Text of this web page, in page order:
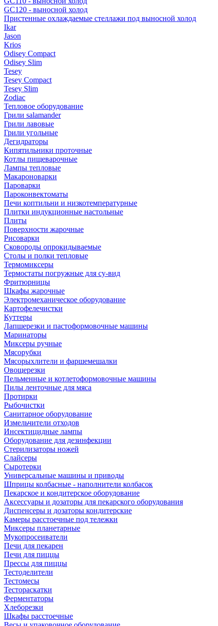
GC120 - выносной холод
Пристенные охлаждаемые стеллажи под выносной холод
Ikar
Jason
Krios
Odisey Compact
Odisey Slim
Tesey
Tesey Compact
Tesey Slim
Zodiac
Тепловое оборудование
Грили salamander
Грили лавовые
Грили угольные
Дегидраторы
Кипятильники проточные
Котлы пищеварочные
Лампы тепловые
Макароноварки
Пароварки
Пароконвектоматы
Печи коптильни и низкотемпературные
Плитки индукционные настольные
Плиты
Поверхности жарочные
Рисоварки
Сковороды опрокидываемые
Столы и полки тепловые
Термомиксеры
Термостаты погружные для су-вид
Фритюрницы
Шкафы жарочные
Электромеханическое оборудование
Картофелечистки
Куттеры
Лапшерезки и пастоформовочные машины
Маринаторы
Миксеры ручные
Мясорубки
Мясорыхлители и фаршемешалки
Овощерезки
Пельменные и котлетоформовочные машины
Пилы ленточные для мяса
Протирки
Рыбочистки
Санитарное оборудование
Измельчители отходов
Инсектицидные лампы
Оборудование для дезинфекции
Стерилизаторы ножей
Слайсеры
Сыротерки
Универсальные машины и приводы
Шприцы колбасные - наполнители колбасок
Пекарское и кондитерское оборудование
Аксессуары и дозаторы для пекарского оборудования
Диспенсеры и дозаторы кондитерские
Камеры расстоечные под тележки
Миксеры планетарные
Мукопросеиватели
Печи для пекарен
Печи для пиццы
Прессы для пиццы
Тестоделители
Тестомесы
Тестораскатки
Ферментаторы
Хлеборезки
Шкафы расстоечные